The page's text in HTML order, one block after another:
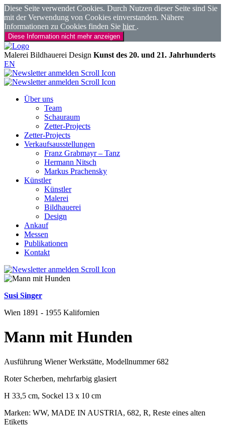
Diese Seite verwendet Cookies. Durch Nutzen dieser Seite sind Sie
mit der Verwendung von Cookies einverstanden. Nähere
Informationen zu Cookies finden Sie hier .
Diese Information nicht mehr anzeigen
Malerei Bildhauerei Design Kunst des 20. und 21. Jahrhunderts
EN
Über uns
Team
Schauraum
Zetter-Projects
Zetter-Projects
Verkaufsausstellungen
Franz Grabmayr – Tanz
Hermann Nitsch
Markus Prachensky
Künstler
Künstler
Malerei
Bildhauerei
Design
Ankauf
Messen
Publikationen
Kontakt
Susi Singer
Wien 1891 - 1955 Kalifornien
Mann mit Hunden
Ausführung Wiener Werkstätte, Modellnummer 682
Roter Scherben, mehrfarbig glasiert
H 33,5 cm, Sockel 13 x 10 cm
Marken: WW, MADE IN AUSTRIA, 682, R, Reste eines alten
Etiketts